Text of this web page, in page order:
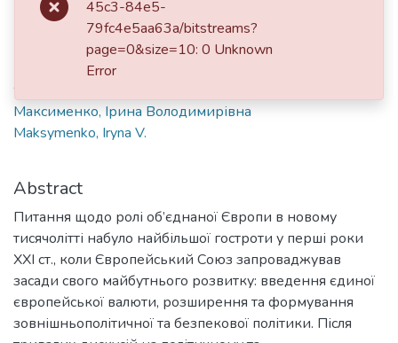
Date
Authors
Максименко, Ірина Володимирівна
Maksymenko, Iryna V.
Abstract
Питання щодо ролі об’єднаної Європи в новому
тисячолітті набуло найбільшої гостроти у перші роки
ХХІ ст., коли Європейський Союз запроваджував
засади свого майбутнього розвитку: введення єдиної
європейської валюти, розширення та формування
зовнішньополітичної та безпекової політики. Після
45c3-84e5-
79fc4e5aa63a/bitstreams?
page=0&size=10: 0 Unknown
Error